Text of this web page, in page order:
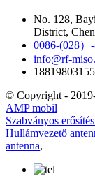
No. 128,
District,
0086-(028）
info@rf-
18819803155
© Copyright -
AMP mobil
Szabványos
Hullámvezető
antenna,